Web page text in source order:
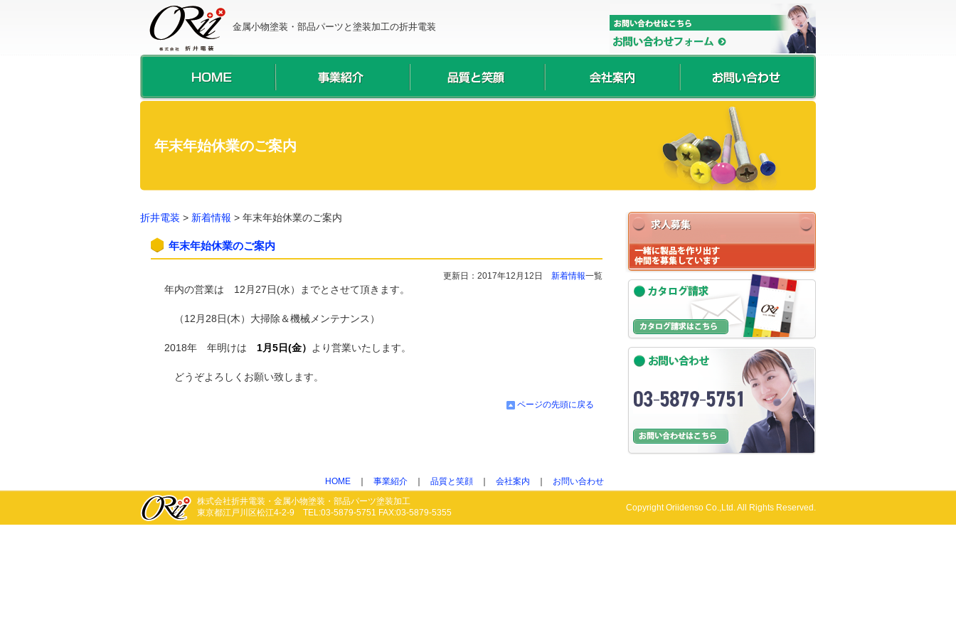
金属小物塗装・部品パーツと塗装加工の折井電装
年末年始休業のご案内
折井電装 > 新着情報 > 年末年始休業のご案内
年末年始休業のご案内
更新日：2017年12月12日 新着情報一覧
年内の営業は 12月27日(水）までとさせて頂きます。
（12月28日(木）大掃除＆機械メンテナンス）
2018年 年明けは 1月5日(金） より営業いたします。
どうぞよろしくお願い致します。
ページの先頭に戻る
HOME 事業紹介 品質と笑顔 会社案内
お問い合わせ
株式会社折井電装・金属小物塗装・部品パーツ塗装加工
東京都江戸川区松江4-2-9 TEL:03-5879-5751 FAX:03-5879-5355
Copyright Oriidenso Co.,Ltd. All Rights Reserved.